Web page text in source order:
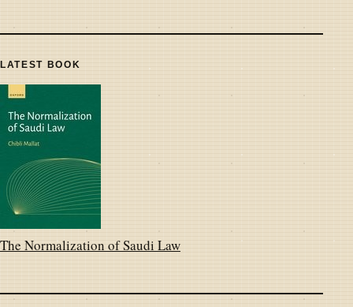
LATEST BOOK
The Normalization of Saudi Law